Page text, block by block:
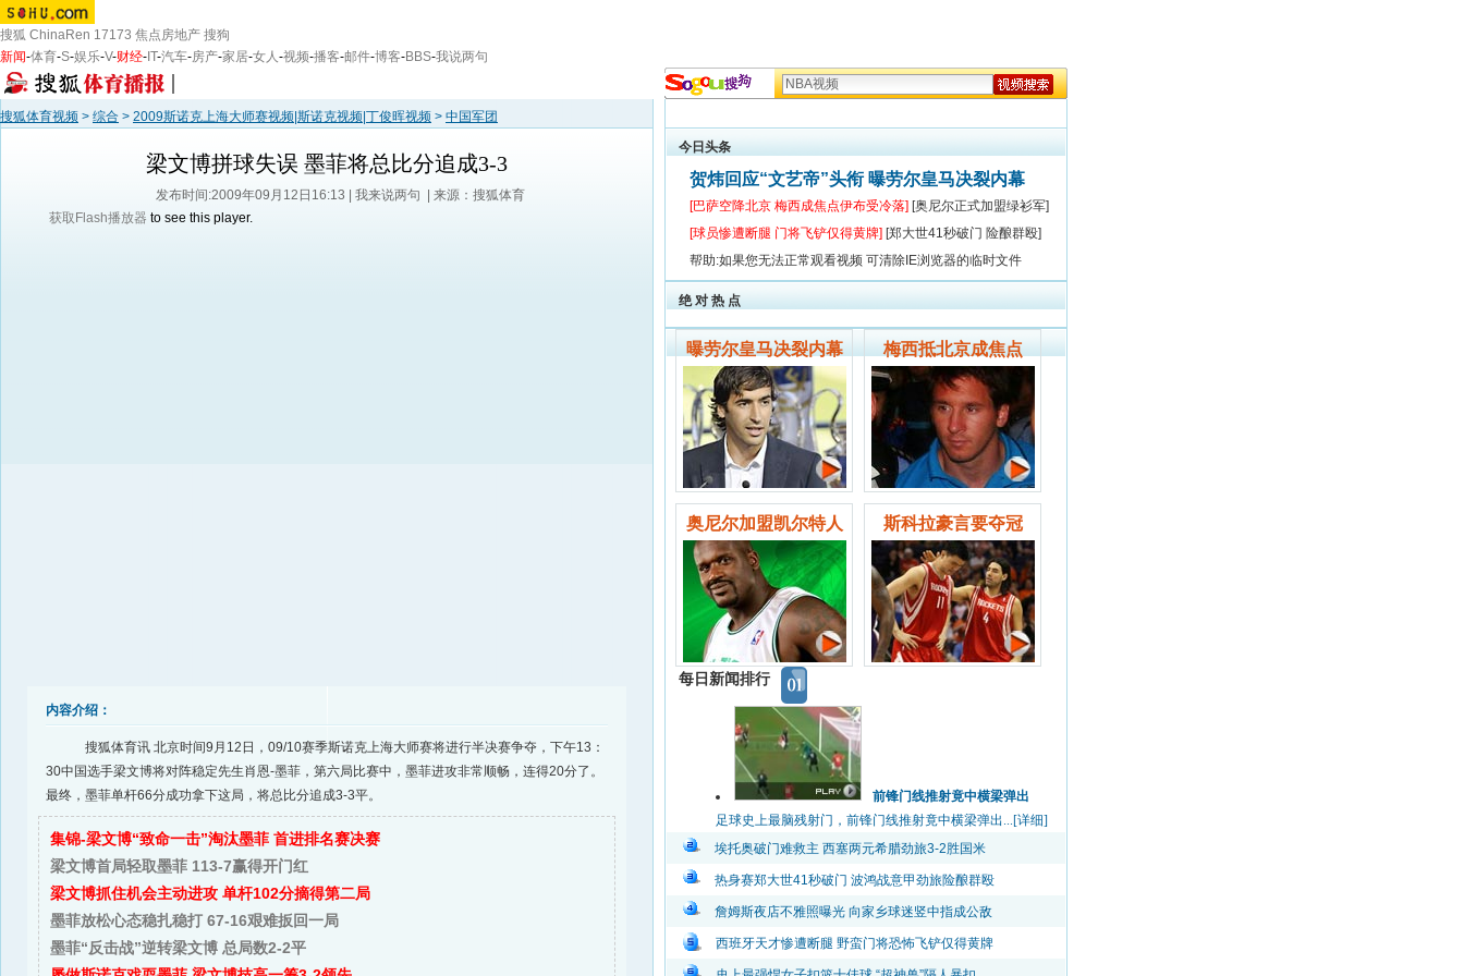
搜狐 ChinaRen 17173 焦点房地产 搜狗
新闻-体育-S-娱乐-V-财经- IT-汽车-房产-家居-女人-视频-播客-邮件-博客-BBS-我说两句
搜狐体育视频 > 综合 > 2009斯诺克上海大师赛视频|斯诺克视频|丁俊晖视频 > 中国军团
梁文博拼球失误 墨菲将总比分追成3-3
发布时间:2009年09月12日16:13 | 我来说两句
| 来源：搜狐体育
获取Flash播放器 to see this player.
内容介绍：
搜狐体育讯 北京时间9月12日，09/10赛季斯诺克上海大师赛将进行半决赛争夺，下午13：
30中国选手梁文博将对阵稳定先生肖恩-墨菲，第六局比赛中，墨菲进攻非常顺畅，连得20分了。
最终，墨菲单杆66分成功拿下这局，将总比分追成3-3平。
集锦-梁文博“致命一击”淘汰墨菲 首进排名赛决赛
梁文博首局轻取墨菲 113-7赢得开门红
梁文博抓住机会主动进攻 单杆102分摘得第二局
墨菲放松心态稳扎稳打 67-16艰难扳回一局
墨菲“反击战”逆转梁文博 总局数2-2平
今日头条
贺炜回应“文艺帝”头衔 曝劳尔皇马决裂内幕
[巴萨空降北京 梅西成焦点伊布受冷落] [奥尼尔正式加盟绿衫军]
[球员惨遭断腿 门将飞铲仅得黄牌] [郑大世41秒破门 险酿群殴]
帮助:如果您无法正常观看视频 可清除IE浏览器的临时文件
绝 对 热 点
曝劳尔皇马决裂内幕 梅西抵北京成焦点
奥尼尔加盟凯尔特人 斯科拉豪言要夺冠
每日新闻排行
前锋门线推射竟中横梁弹出
足球史上最脑残射门，前锋门线推射竟中横梁弹出...[详细]
埃托奥破门难救主 西塞两元希腊劲旅3-2胜国米
热身赛郑大世41秒破门 波鸿战意甲劲旅险酿群殴
詹姆斯夜店不雅照曝光 向家乡球迷竖中指成公敌
西班牙天才惨遭断腿 野蛮门将恐怖飞铲仅得黄牌